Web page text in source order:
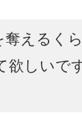
奪えるく
欲しいで